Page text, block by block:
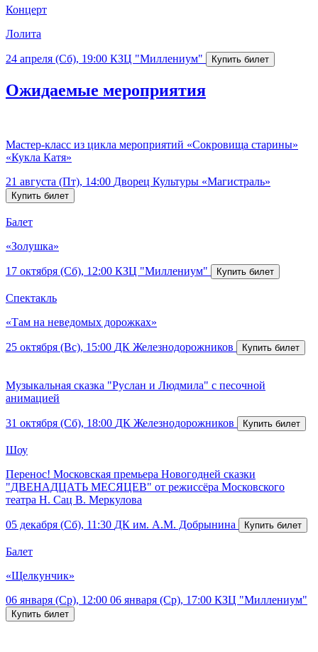
Концерт
Лолита
24 апреля (Сб), 19:00 КЗЦ "Миллениум"
Ожидаемые мероприятия
Мастер-класс из цикла мероприятий «Сокровища старины»
«Кукла Катя»
21 августа (Пт), 14:00 Дворец Культуры «Магистраль»
Балет
«Золушка»
17 октября (Сб), 12:00 КЗЦ "Миллениум"
Спектакль
«Там на неведомых дорожках»
25 октября (Вс), 15:00 ДК Железнодорожников
Музыкальная сказка "Руслан и Людмила" с песочной
анимацией
31 октября (Сб), 18:00 ДК Железнодорожников
Шоу
Перенос! Московская премьера Новогодней сказки
"ДВЕНАДЦАТЬ МЕСЯЦЕВ" от режиссёра Московского
театра Н. Сац В. Меркулова
05 декабря (Сб), 11:30 ДК им. А.М. Добрынина
Балет
«Щелкунчик»
06 января (Ср), 12:00 06 января (Ср), 17:00 КЗЦ "Миллениум"